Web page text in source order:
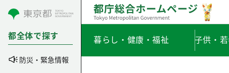
コンテンツにスキップ
都全体で探す
防災・緊急情報
暮らし・健康・福祉 子供・